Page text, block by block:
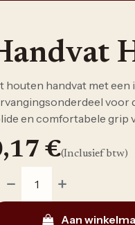
houten handvat met een
voor
en comfortabele grip
Aan
€(Inclusief btw)